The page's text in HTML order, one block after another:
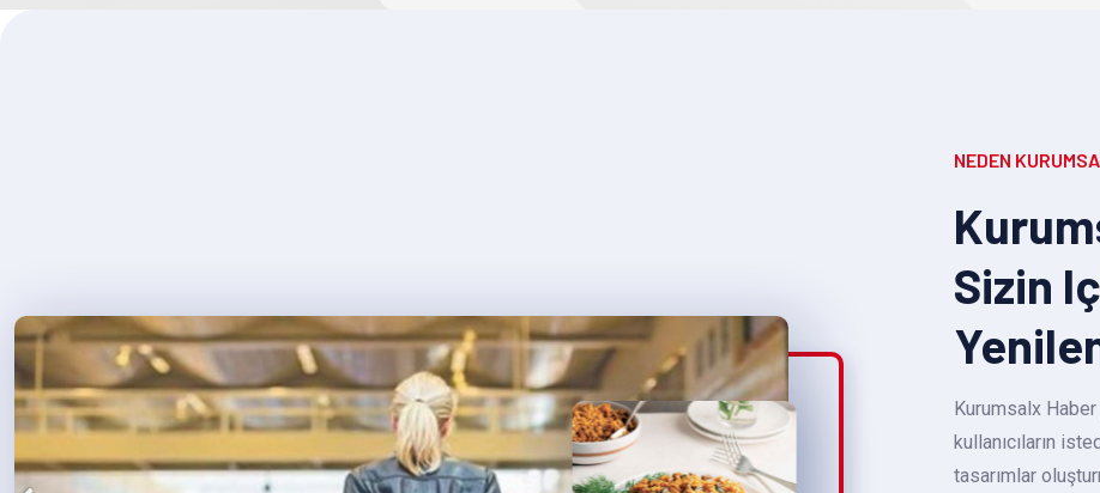
NEDEN
Sizin
Kurumsalx
kullanıcıların
tasarımlar